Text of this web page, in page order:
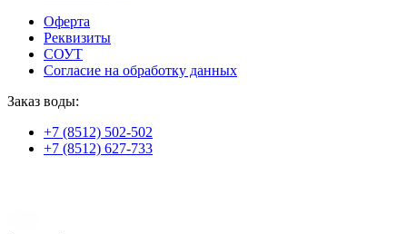
Оферта
Реквизиты
СОУТ
Согласие на обработку данных
Заказ воды:
+7 (8512) 502-502
+7 (8512) 627-733